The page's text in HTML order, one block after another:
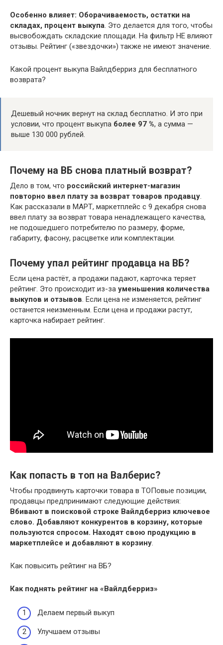
Особенно влияет: Оборачиваемость, остатки на
складах, процент выкупа. Это делается для того, чтобы
высвобождать складские площади. На фильтр НЕ влияют
отзывы. Рейтинг («звездочки») также не имеют значение.
Какой процент выкупа Вайлдберриз для бесплатного
возврата?
Дешевый ночник вернут на склад бесплатно. И это при
условии, что процент выкупа более 97 %, а сумма —
выше 130 000 рублей.
Почему на ВБ снова платный возврат?
Дело в том, что российский интернет-магазин
повторно ввел плату за возврат товаров продавцу.
Как рассказали в МАРТ, маркетплейс с 9 декабря снова
ввел плату за возврат товара ненадлежащего качества,
не подошедшего потребителю по размеру, форме,
габариту, фасону, расцветке или комплектации.
Почему упал рейтинг продавца на ВБ?
Если цена растёт, а продажи падают, карточка теряет
рейтинг. Это происходит из-за уменьшения количества
выкупов и отзывов. Если цена не изменяется, рейтинг
останется неизменным. Если цена и продажи растут,
карточка набирает рейтинг.
Как попасть в топ на Валберис?
Чтобы продвинуть карточки товара в ТОПовые позиции,
продавцы предпринимают следующие действия:
Вбивают в поисковой строке Вайлдберриз ключевое
слово. Добавляют конкурентов в корзину, которые
пользуются спросом. Находят свою продукцию в
маркетплейсе и добавляют в корзину.
Как повысить рейтинг на ВБ?
Как поднять рейтинг на «Вайлдберриз»
Делаем первый выкуп
Улучшаем отзывы